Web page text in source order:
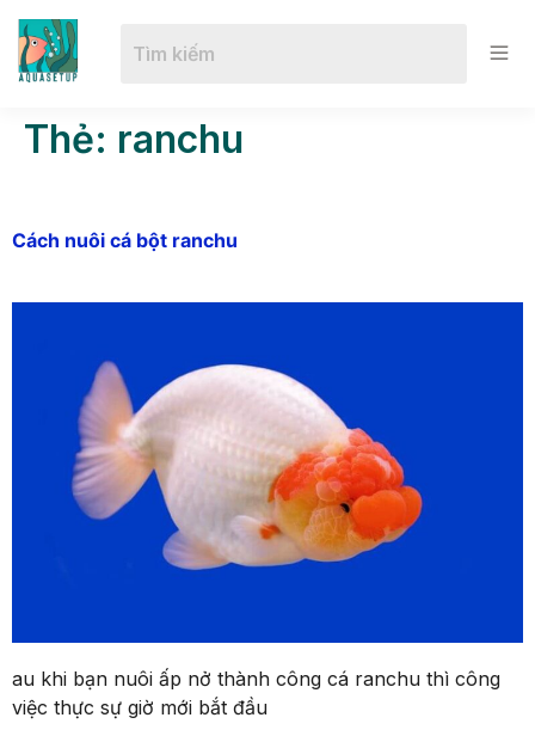
Thẻ: ranchu
Cách nuôi cá bột ranchu
au khi bạn nuôi ấp nở thành công cá ranchu thì công
việc thực sự giờ mới bắt đầu